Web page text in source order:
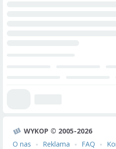
WYKOP © 2005-2026
O nas
Reklama FAQ